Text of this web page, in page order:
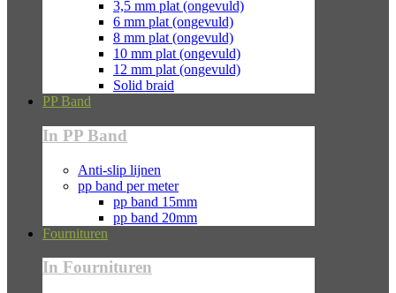
3,5 mm plat (ongevuld)
6 mm plat (ongevuld)
8 mm plat (ongevuld)
10 mm plat (ongevuld)
12 mm plat (ongevuld)
Solid braid
PP Band
In PP Band
Anti-slip lijnen
pp band per meter
pp band 15mm
pp band 20mm
Fournituren
In Fournituren